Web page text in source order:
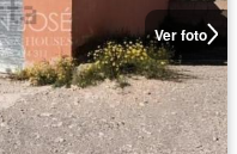
Ver foto